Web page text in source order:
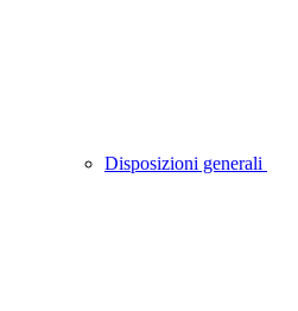
Disposizioni generali